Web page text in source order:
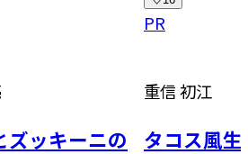
タコス風生春巻き
今井 亮
きゅ